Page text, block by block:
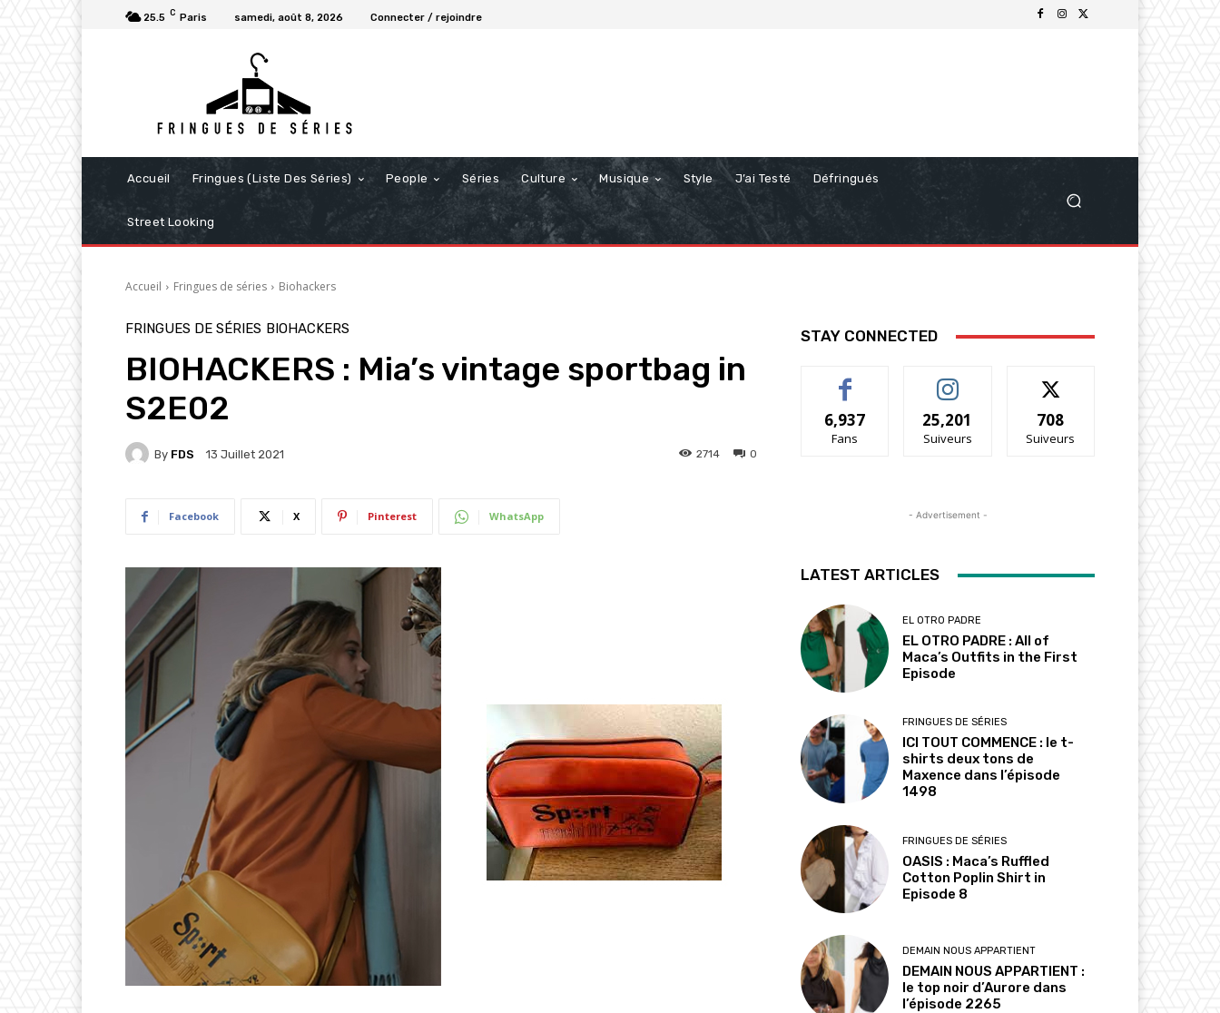
25.5 C Paris samedi, août 8, 2026 Connecter / rejoindre
Accueil Fringues (Liste Des Séries) People Séries Culture Musique Style J’ai Testé Défringués
Street Looking
Accueil Fringues de séries Biohackers
FRINGUES DE SÉRIES BIOHACKERS
BIOHACKERS : Mia’s vintage sportbag in
S2E02
By FDS 13 Juillet 2021 0
2714
Facebook X Pinterest WhatsApp
STAY CONNECTED
6,937
Fans
25,201
Suiveurs
708
Suiveurs
- Advertisement -
LATEST ARTICLES
EL OTRO PADRE
EL OTRO PADRE : All of
Maca’s Outfits in the First
Episode
FRINGUES DE SÉRIES
ICI TOUT COMMENCE : le t-
shirts deux tons de
Maxence dans l’épisode
1498
FRINGUES DE SÉRIES
OASIS : Maca’s Ruffled
Cotton Poplin Shirt in
Episode 8
DEMAIN NOUS APPARTIENT
DEMAIN NOUS APPARTIENT :
le top noir d’Aurore dans
l’épisode 2265